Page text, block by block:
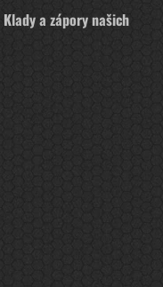
a zápory našich